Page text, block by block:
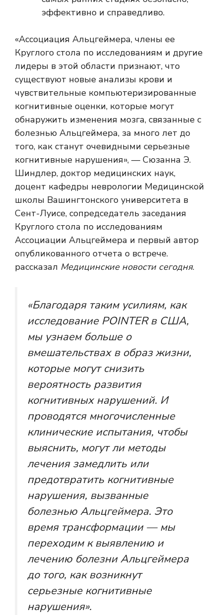
эффективно и справедливо.
«Ассоциация Альцгеймера, члены ее
Круглого стола по исследованиям и другие
лидеры в этой области признают, что
существуют новые анализы крови и
чувствительные компьютеризированные
когнитивные оценки, которые могут
обнаружить изменения мозга, связанные с
болезнью Альцгеймера, за много лет до
того, как станут очевидными серьезные
когнитивные нарушения», — Сюзанна Э.
Шиндлер, доктор медицинских наук,
доцент кафедры неврологии Медицинской
школы Вашингтонского университета в
Сент-Луисе, сопредседатель заседания
Круглого стола по исследованиям
Ассоциации Альцгеймера и первый автор
опубликованного отчета о встрече.
рассказал Медицинские новости сегодня.
«Благодаря таким усилиям, как
исследование POINTER в США,
мы узнаем больше о
вмешательствах в образ жизни,
которые могут снизить
вероятность развития
когнитивных нарушений. И
проводятся многочисленные
клинические испытания, чтобы
выяснить, могут ли методы
лечения замедлить или
предотвратить когнитивные
нарушения, вызванные
болезнью Альцгеймера. Это
время трансформации — мы
переходим к выявлению и
лечению болезни Альцгеймера
до того, как возникнут
серьезные когнитивные
нарушения».